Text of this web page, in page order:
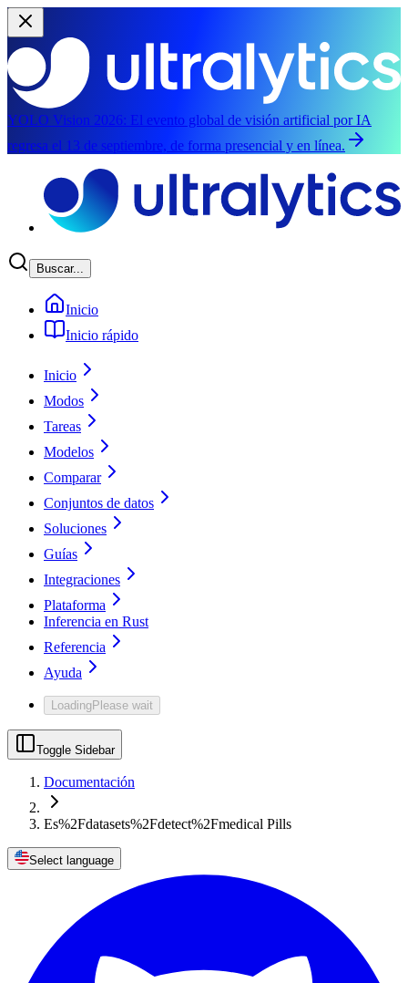
YOLO Vision 2026: El evento global de visión artificial por IA
regresa el 13 de septiembre, de forma presencial y en línea.
Buscar...
Inicio
Inicio rápido
Inicio
Modos
Tareas
Modelos
Comparar
Conjuntos de datos
Soluciones
Guías
Integraciones
Plataforma
Inferencia en Rust
Referencia
Ayuda
LoadingPlease wait
Toggle Sidebar
Documentación
Es%2Fdatasets%2Fdetect%2Fmedical Pills
Select language